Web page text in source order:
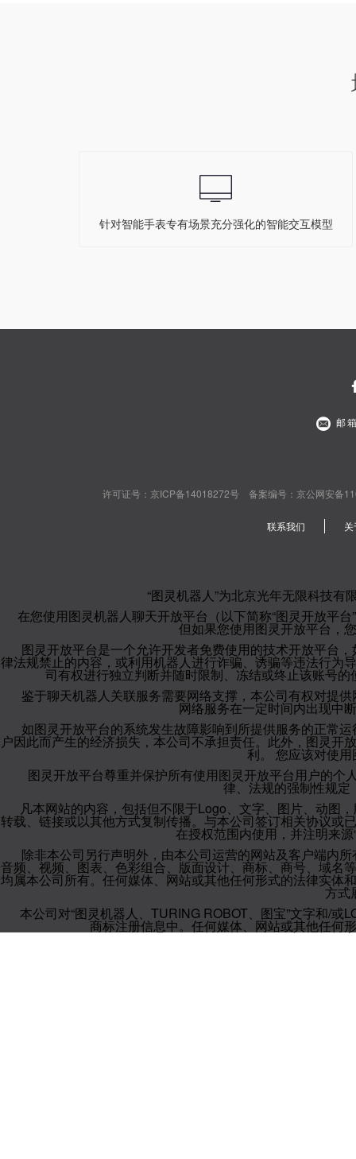
针对智能手表专有场景充分强化的智能交互模型
邮
许可证号：京ICP备14018272号 备案编号：京公网安备
联系我们
“图灵机器人”为北京光年无限科技有
在您使用图灵机器人聊天开放平台（以下简称“图灵开放平
但如果您使用图灵开放平台，
图灵开放平台是一个允许开发者免费使用的技术开放平台
律法规禁止的内容，或利用机器人进行诈骗、诱骗等违法行为
司有权进行独立判断并随时限制、冻结或终止该账号
鉴于聊天机器人关联服务需要网络支撑，本公司有权对提
网络服务在一定时间内出现中
如图灵开放平台的系统发生故障影响到所提供服务的正常
户因此而产生的经济损失，本公司不承担责任。此外，图灵
利。 您应该对使
图灵开放平台尊重并保护所有使用图灵开放平台用户的
律、法规的强制性规
凡本网站的内容，包括但不限于Logo、文字、图片、动图
转载、链接或以其他方式复制传播。与本公司签订相关协议或
在授权范围内使用，并注明来源
除非本公司另行声明外，由本公司运营的网站及客户端内
音频、视频、图表、色彩组合、版面设计、商标、商号、域名
均属本公司所有。任何媒体、网站或其他任何形式的法律实体
方式
本公司对“图灵机器人、TURING ROBOT、图宝”文字和/
商标注册信息中。任何媒体、网站或其他任何